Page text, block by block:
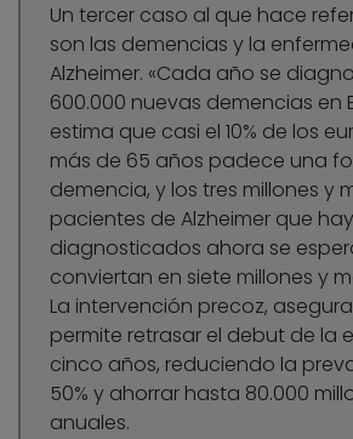
Un tercer caso al que hace
son las demencias y la
Alzheimer. «Cada año se
600.000 nuevas demencias en
estima que casi el 10% de los
más de 65 años padece una
demencia, y los tres millones y
pacientes de Alzheimer que hay
diagnosticados ahora se
conviertan en siete millones y
La intervención precoz,
permite retrasar el debut de la
cinco años, reduciendo la
50% y ahorrar hasta 80.000
anuales.